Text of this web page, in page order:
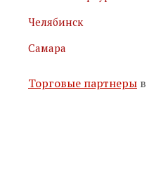
Челябинск
Самара
Торговые партнеры